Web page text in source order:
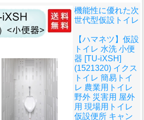
機能性に優れた次
世代型仮設トイレ
【ハマネツ】仮設
トイレ 水洗 小便
器 [TU-iXSH]
(1521320) イクス
トイレ 簡易トイ
レ 農業用トイレ
野外 災害用 屋外
用 現場用トイレ
仮設便所 キャン